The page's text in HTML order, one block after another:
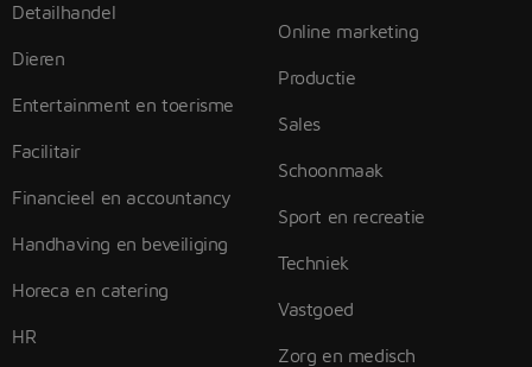
Detailhandel
Dieren
Entertainment en toerisme
Facilitair
Financieel en accountancy
Handhaving en beveiliging
Horeca en catering
HR
Online marketing
Productie
Sales
Schoonmaak
Sport en recreatie
Techniek
Vastgoed
Zorg en medisch